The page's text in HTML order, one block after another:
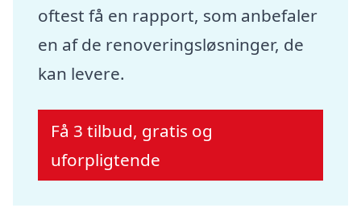
oftest få en rapport, som anbefaler
en af de renoveringsløsninger, de
kan levere.
Få 3 tilbud, gratis og
uforpligtende